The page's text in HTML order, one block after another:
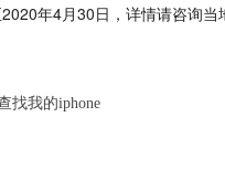
年4月30日，详情请咨询当
找我的iphone